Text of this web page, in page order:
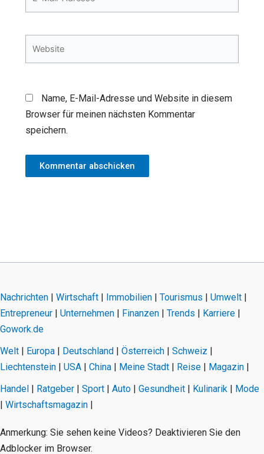
Name, E-Mail-Adresse und Website in diesem
Browser für meinen nächsten Kommentar
speichern.
Nachrichten | Wirtschaft | Immobilien | Tourismus | Umwelt |
Entrepreneur | Unternehmen | Finanzen | Trends | Karriere |
Gowork.de
Welt | Europa | Deutschland | Österreich | Schweiz |
Liechtenstein | USA | China | Meine Stadt | Reise | Magazin |
Handel | Ratgeber | Sport | Auto | Gesundheit | Kulinarik | Mode
| Wirtschaftsmagazin |
Anmerkung: Sie sehen keine Videos? Deaktivieren Sie den
Adblocker im Browser.